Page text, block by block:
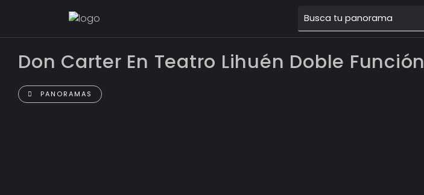
Don Carter En Teatro Lihuén Doble Función
PANORAMAS